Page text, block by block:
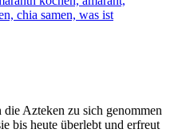
die Azteken zu sich genommen
bis heute überlebt und erfreut